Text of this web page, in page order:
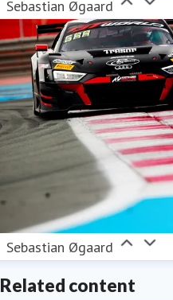
Sebastian Øgaard
Sebastian Øgaard
Related content